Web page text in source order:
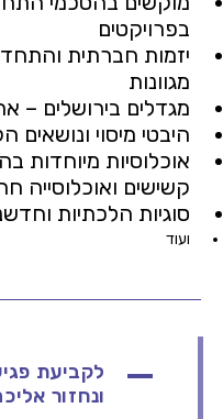
בפרויקטים
יזמות חברתית
מגוונות
מגדלים בירושלים –
היבטי מיסוי ונושאים
אוכלוסיות מיוחדות
קשישים ואוכלוסייה
סוגיות הלכתיות
ועוד
לקביעת
ונחזור